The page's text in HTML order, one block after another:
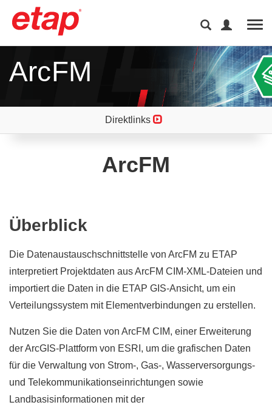
ArcFM
Direktlinks
ArcFM
Überblick
Die Datenaustauschschnittstelle von ArcFM zu ETAP
interpretiert Projektdaten aus ArcFM CIM-XML-Dateien und
importiert die Daten in die ETAP GIS-Ansicht, um ein
Verteilungssystem mit Elementverbindungen zu erstellen.
Nutzen Sie die Daten von ArcFM CIM, einer Erweiterung
der ArcGIS-Plattform von ESRI, um die grafischen Daten
für die Verwaltung von Strom-, Gas-, Wasserversorgungs-
und Telekommunikationseinrichtungen sowie
Landbasisinformationen mit der